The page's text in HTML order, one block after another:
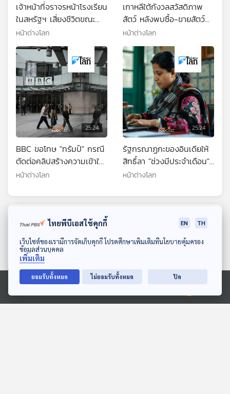
ดาวน์โหลด Thai PBS Podcast Application
Ⓒ 2020 องค์การกระจายเสียงและแพร่ภาพสาธารณะแห่งประเทศไทย
เจ้าหน้าที่จราจรหน้าโรงเรียน
ในสหรัฐฯ เสี่ยงชีวิตขณะ
ปฏิบัติงาน
หน้าต่างโลก
เกาหลีใต้กังวลสวัสดิภาพ
สัตว์ หลังพบซื้อ-ขายสัตว์
เลี้ยงออนไลน์เพิ่มขึ้น
หน้าต่างโลก
25:24
BBC ขอโทษ "ทรัมป์" กรณี
ตัดต่อคลิปสร้างความเข้าใจ
ผิด
หน้าต่างโลก
25:24
รัฐกรณาฏกะของอินเดียให้
สิทธิ์ลา "ช่วงมีประจำเดือน"
แต่ยังได้รับค่าจ้าง
หน้าต่างโลก
ตอนที่เกี่ยวข้องไทยพีบีเอสใช้คุกกี้ EN TH
เว็บไซต์ของเรามีการจัดเก็บคุกกี้ โปรดศึกษาเพิ่มเติมที่นโยบายคุ้มครอง
ข้อมูลส่วนบุคคล
เพิ่มเติม
ยอมรับทั้งหมด ไม่ยอมรับทั้งหมด ปิด